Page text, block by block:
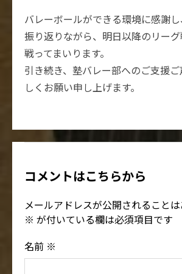
バレーボールができる環境に感謝
振り返りながら、明日以降のリー
戦ってまいります。
引き続き、塾バレー部へのご支援
しくお願い申し上げます。
コメントはこちらから
メールアドレスが公開されることは
※ が付いている欄は必須項目です
名前 ※